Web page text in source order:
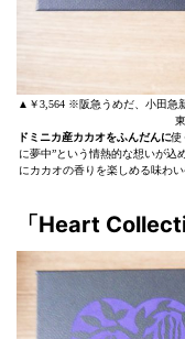
▲￥3,564 ※阪急うめだ、小田急
ドミニカ産カカオをふんだんに使
に夢中”という情熱的な想いが込
にカカオの香りを楽しめる味わ
「Heart